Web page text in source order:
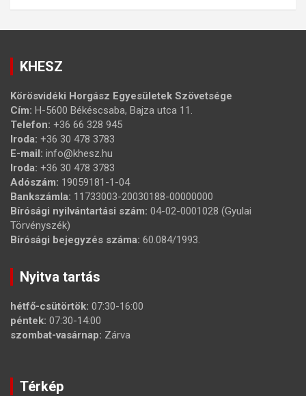
KHESZ
Körösvidéki Horgász Egyesületek Szövetsége
Cím: H-5600 Békéscsaba, Bajza utca 11.
Telefon: +36 66 328 945
Iroda: +36 30 478 3783
E-mail: info@khesz.hu
Iroda: +36 30 478 3783
Adószám: 19059181-1-04
Bankszámla: 11733003-20030188-00000000
Bírósági nyilvántartási szám: 04-02-0001028 (Gyulai
Törvényszék)
Bírósági bejegyzés száma: 60.084/1993.
Nyitva tartás
hétfő-csütörtök: 07:30-16:00
péntek: 07:30-14:00
szombat-vasárnap: Zárva
Térkép